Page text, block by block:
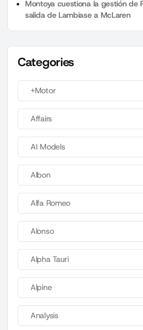
Montoya cuestiona la gestión de
salida de Lambiase a McLaren
Categories
+Motor
Affairs
AI Models
Albon
Alfa Romeo
Alonso
Alpha Tauri
Alpine
Analysis